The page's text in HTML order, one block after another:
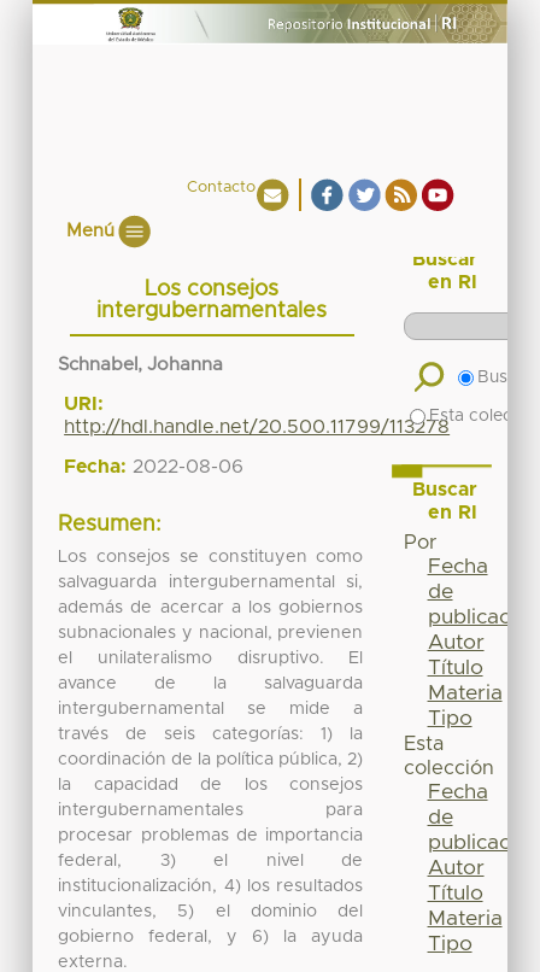
Contacto
Menú
Los consejos
intergubernamentales
Schnabel, Johanna
URI:
http://hdl.handle.net/20.500.11799/113278
Fecha: 2022-08-06
Resumen:
Los consejos se constituyen como
salvaguarda intergubernamental si,
además de acercar a los gobiernos
subnacionales y nacional, previenen
el unilateralismo disruptivo. El
avance de la salvaguarda
intergubernamental se mide a
través de seis categorías: 1) la
coordinación de la política pública, 2)
la capacidad de los consejos
intergubernamentales para
procesar problemas de importancia
federal, 3) el nivel de
institucionalización, 4) los resultados
vinculantes, 5) el dominio del
gobierno federal, y 6) la ayuda
externa.
Buscar
en RI
Buscar
Esta
Buscar
en RI
Por
Fecha
de
publicación
Autor
Título
Materia
Tipo
Esta
colección
Fecha
de
publicación
Autor
Título
Materia
Tipo